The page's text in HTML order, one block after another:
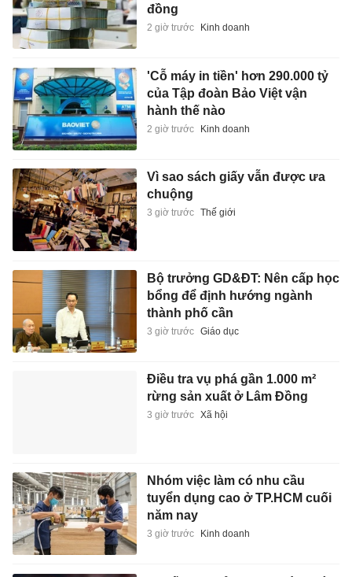
đồng
2 giờ trước Kinh doanh
'Cỗ máy in tiền' hơn 290.000 tỷ
của Tập đoàn Bảo Việt vận
hành thế nào
2 giờ trước Kinh doanh
Vì sao sách giấy vẫn được ưa
chuộng
3 giờ trước Thế giới
Bộ trưởng GD&ĐT: Nên cấp học
bổng để định hướng ngành
thành phố cần
3 giờ trước Giáo dục
Điều tra vụ phá gần 1.000 m²
rừng sản xuất ở Lâm Đồng
3 giờ trước Xã hội
Nhóm việc làm có nhu cầu
tuyển dụng cao ở TP.HCM cuối
năm nay
3 giờ trước Kinh doanh